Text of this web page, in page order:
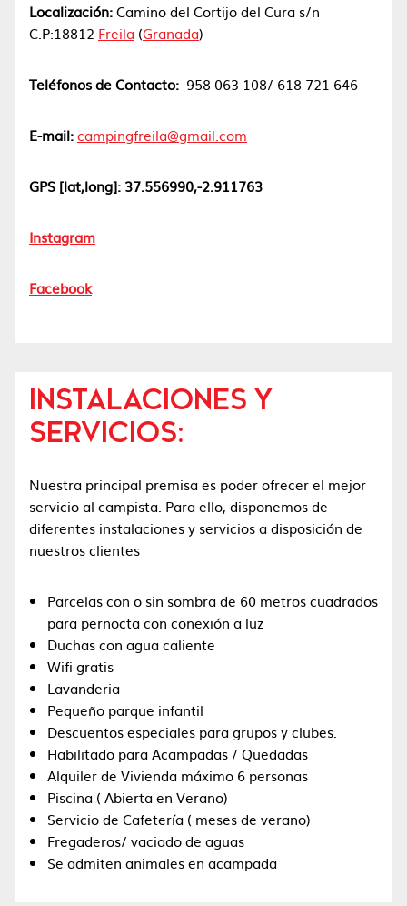
Localización:Camino del Cortijo del Cura s/n
C.P:18812 Freila (Granada)
Teléfonos de Contacto: 958 063 108/ 618 721 646
E-mail:campingfreila@gmail.com
GPS [lat,long]: 37.556990,-2.911763
Instagram
Facebook
INSTALACIONES Y
SERVICIOS:
Nuestra principal premisa es poder ofrecer el mejor
servicio al campista. Para ello, disponemos de
diferentes instalaciones y servicios a disposición de
nuestros clientes
Parcelas con o sin sombra de 60 metros cuadrados
para pernocta con conexión a luz
Duchas con agua caliente
Wifi gratis
Lavanderia
Pequeño parque infantil
Descuentos especiales para grupos y clubes.
Habilitado para Acampadas / Quedadas
Alquiler de Vivienda máximo 6 personas
Piscina ( Abierta en Verano)
Servicio de Cafetería ( meses de verano)
Fregaderos/ vaciado de aguas
Se admiten animales en acampada